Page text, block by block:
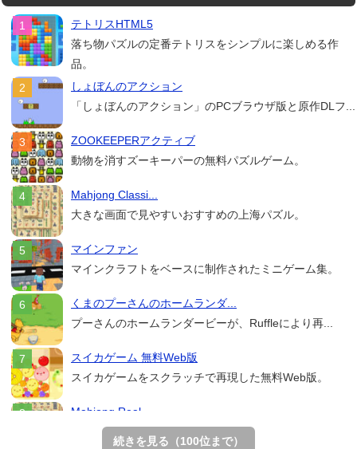
テトリスHTML5
落ち物パズルの定番テトリスをシンプルに楽しめる作
品。
しょぼんのアクション
「しょぼんのアクション」のPCブラウザ版と原作DLフ...
ZOOKEEPERアクティブ
動物を消すズーキーパーの無料パズルゲーム。
Mahjong Classi...
大きな画面で見やすいおすすめの上海パズル。
マインファン
マインクラフトをベースに制作されたミニゲーム集。
くまのプーさんのホームランダ...
プーさんのホームランダービーが、Ruffleにより再...
スイカゲーム 無料Web版
スイカゲームをスクラッチで再現した無料Web版。
Mahjong Real
リアルな麻雀牌を使う18種類の上海ゲーム。
続きを見る（100位まで）